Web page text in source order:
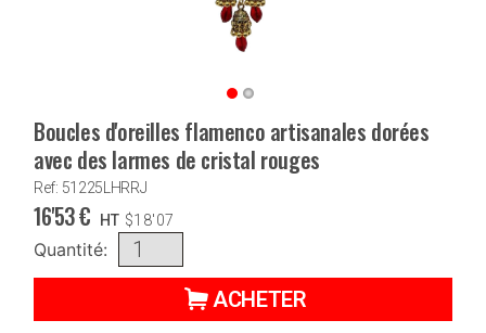
Boucles d'oreilles flamenco artisanales dorées
avec des larmes de cristal rouges
Ref: 51225LHRRJ
16'53€ HT $18'07
Quantité:
ACHETER